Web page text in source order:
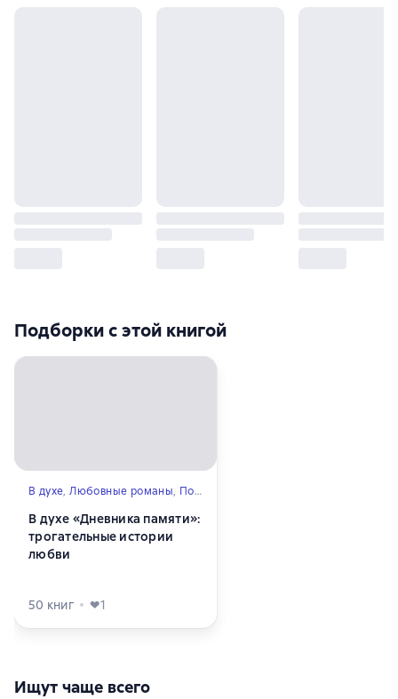
Подборки с этой книгой
В духе,Любовные романы, Помечтать
В духе «Дневника памяти»:
трогательные истории
любви
50 книг 1
Ищут чаще всего